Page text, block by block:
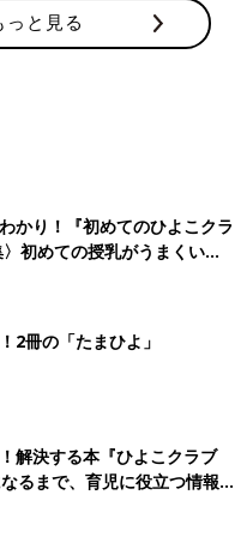
と見る
かり！『初めてのひよこクラ
初めての授乳がうまくい
基本と夏のトラブル 解決テ
2冊の「たまひよ」
解決する本『ひよこクラブ
るまで、育児に役立つ情報が